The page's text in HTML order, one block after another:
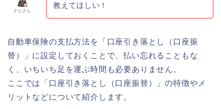
ナビさん
教えてほしい！
自動車保険の支払方法を「口座引き落とし（口座振
替）」に設定しておくことで、払い忘れることもな
く、いちいち足を運ぶ時間も必要ありません。
ここでは「口座引き落とし（口座振替）」の特徴やメ
リットなどについて紹介します。